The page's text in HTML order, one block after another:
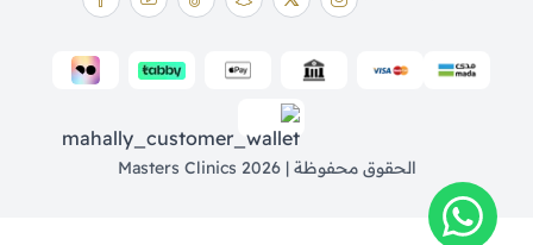
الحقوق محفوظة | 2026 Masters Clinics